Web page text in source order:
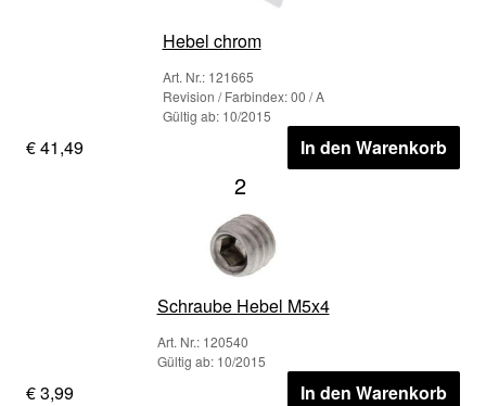
Hebel chrom
Art. Nr.: 121665
Revision / Farbindex: 00 / A
Gültig ab: 10/2015
€ 41,49 In den Warenkorb
2
Schraube Hebel M5x4
Art. Nr.: 120540
Gültig ab: 10/2015
€ 3,99 In den Warenkorb